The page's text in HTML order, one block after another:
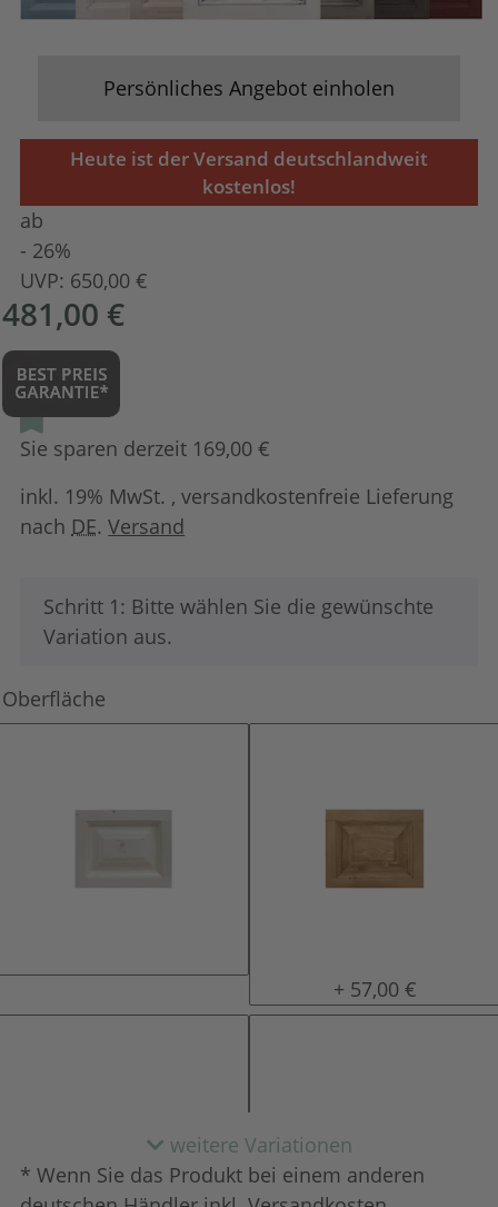
Persönliches Angebot einholen
Heute ist der Versand deutschlandweit
kostenlos!
ab
- 26%
UVP: 650,00 €
481,00 €
Sie sparen derzeit 169,00 €
inkl. 19% MwSt. , versandkostenfreie Lieferung
nach DE.Versand
x
Schritt 1: Bitte wählen Sie die gewünschte
Variation aus.
Oberfläche
gewachst
+ 57,00 €
weitere Variationen
* Wenn Sie das Produkt bei einem anderen